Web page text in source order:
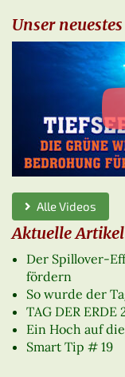
Unser
Alle Videos
Aktuelle Artikel
Der Spillover-
fördern
So wurde der
TAG DER ERDE
Ein Hoch auf
Smart Tip # 19